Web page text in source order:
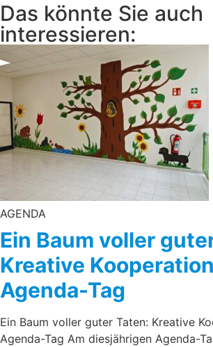
Das könnte Sie auch
interessieren:
AGENDA
Ein Baum voller
Kreative
Agenda-Tag
Ein Baum voller guter Taten: Kreative
Agenda-Tag Am diesjährigen Agenda-